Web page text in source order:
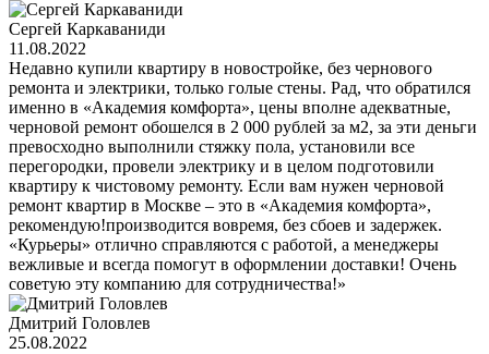
Сергей Каркаваниди
11.08.2022
Недавно купили квартиру в новостройке, без чернового
ремонта и электрики, только голые стены. Рад, что обратился
именно в «Академия комфорта», цены вполне адекватные,
черновой ремонт обошелся в 2 000 рублей за м2, за эти деньги
превосходно выполнили стяжку пола, установили все
перегородки, провели электрику и в целом подготовили
квартиру к чистовому ремонту. Если вам нужен черновой
ремонт квартир в Москве – это в «Академия комфорта»,
рекомендую!производится вовремя, без сбоев и задержек.
«Курьеры» отлично справляются с работой, а менеджеры
вежливые и всегда помогут в оформлении доставки! Очень
советую эту компанию для сотрудничества!»
Дмитрий Головлев
25.08.2022